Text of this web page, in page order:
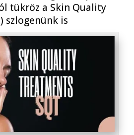
tükröz a Skin Quality
szlogenünk is